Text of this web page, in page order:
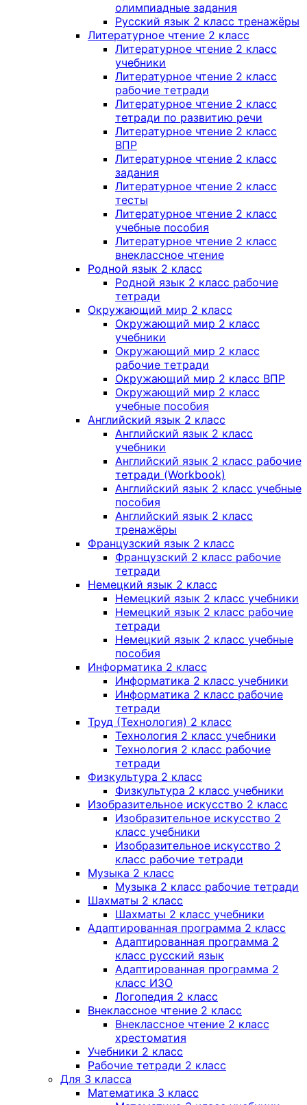
олимпиадные задания
Русский язык 2 класс тренажёры
Литературное чтение 2 класс
Литературное чтение 2 класс
учебники
Литературное чтение 2 класс
рабочие тетради
Литературное чтение 2 класс
тетради по развитию речи
Литературное чтение 2 класс
ВПР
Литературное чтение 2 класс
задания
Литературное чтение 2 класс
тесты
Литературное чтение 2 класс
учебные пособия
Литературное чтение 2 класс
внеклассное чтение
Родной язык 2 класс
Родной язык 2 класс рабочие
тетради
Окружающий мир 2 класс
Окружающий мир 2 класс
учебники
Окружающий мир 2 класс
рабочие тетради
Окружающий мир 2 класс ВПР
Окружающий мир 2 класс
учебные пособия
Английский язык 2 класс
Английский язык 2 класс
учебники
Английский язык 2 класс рабочие
тетради (Workbook)
Английский язык 2 класс учебные
пособия
Английский язык 2 класс
тренажёры
Французский язык 2 класс
Французский 2 класс рабочие
тетради
Немецкий язык 2 класс
Немецкий язык 2 класс учебники
Немецкий язык 2 класс рабочие
тетради
Немецкий язык 2 класс учебные
пособия
Информатика 2 класс
Информатика 2 класс учебники
Информатика 2 класс рабочие
тетради
Труд (Технология) 2 класс
Технология 2 класс учебники
Технология 2 класс рабочие
тетради
Физкультура 2 класс
Физкультура 2 класс учебники
Изобразительное искусство 2 класс
Изобразительное искусство 2
класс учебники
Изобразительное искусство 2
класс рабочие тетради
Музыка 2 класс
Музыка 2 класс рабочие тетради
Шахматы 2 класс
Шахматы 2 класс учебники
Адаптированная программа 2 класс
Адаптированная программа 2
класс русский язык
Адаптированная программа 2
класс ИЗО
Логопедия 2 класс
Внеклассное чтение 2 класс
Внеклассное чтение 2 класс
хрестоматия
Учебники 2 класс
Рабочие тетради 2 класс
Для 3 класса
Математика 3 класс